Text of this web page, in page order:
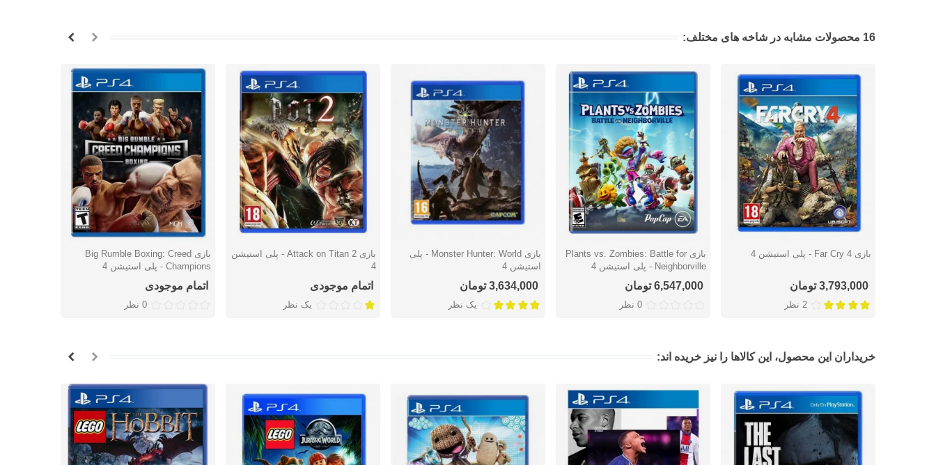
16 محصولات مشابه در شاخه های مختلف:
دوست داشتن بازی Far Cry 4 - پلی استیشن 4
3,793,000 تومان
2 نظر
دوست داشتن
بازی Plants vs. Zombies: Battle for
Neighborville - پلی استیشن 4
6,547,000 تومان
0 نظر
دوست داشتن
بازی Monster Hunter: World - پلی
استیشن 4
3,634,000 تومان
یک نظر
دوست داشتن
بازی Attack on Titan 2 - پلی استیشن
4
اتمام موجودی
یک نظر
دوست داشتن
بازی Big Rumble Boxing: Creed
Champions - پلی استیشن 4
اتمام موجودی
0 نظر
خریداران این محصول، این کالاها را نیز خریده اند: